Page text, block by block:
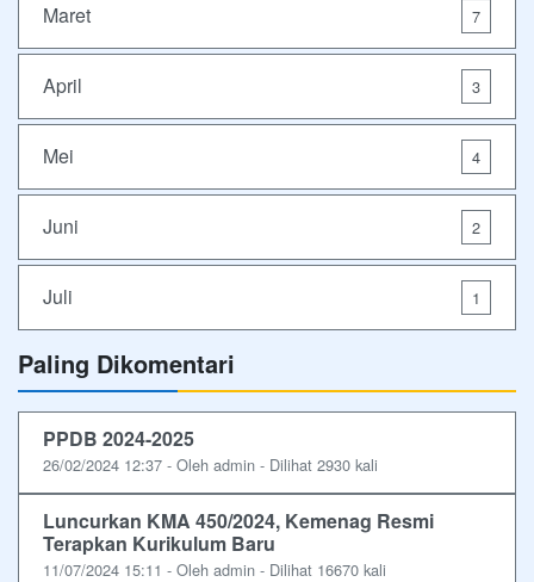
Maret 7
April 3
Mei 4
Juni 2
Juli 1
Paling Dikomentari
PPDB 2024-2025
26/02/2024 12:37 - Oleh admin - Dilihat 2930 kali
Luncurkan KMA 450/2024, Kemenag Resmi
Terapkan Kurikulum Baru
11/07/2024 15:11 - Oleh admin - Dilihat 16670 kali